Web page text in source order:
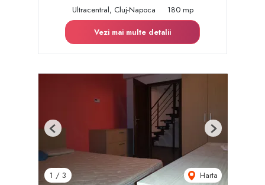
Ultracentral, Cluj-Napoca
180 mp
Vezi mai multe detalii
1 / 3 Harta
Previous Next